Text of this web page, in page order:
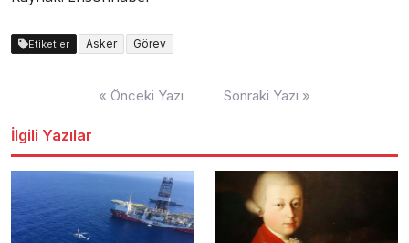
Etiketler Asker Görev
« Önceki Yazı Sonraki Yazı »
İlgili Yazılar